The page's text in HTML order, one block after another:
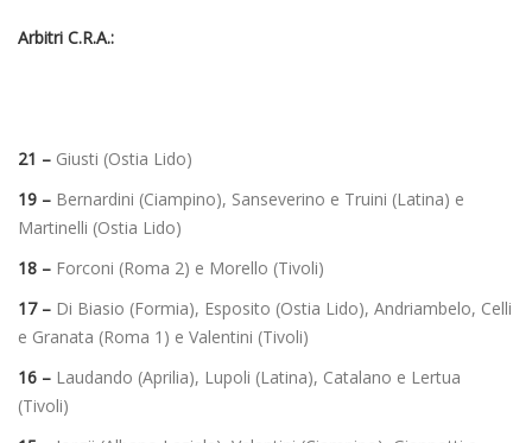
Arbitri C.R.A.:
21 – Giusti (Ostia Lido)
19 – Bernardini (Ciampino), Sanseverino e Truini (Latina) e
Martinelli (Ostia Lido)
18 – Forconi (Roma 2) e Morello (Tivoli)
17 – Di Biasio (Formia), Esposito (Ostia Lido), Andriambelo, Celli
e Granata (Roma 1) e Valentini (Tivoli)
16 – Laudando (Aprilia), Lupoli (Latina), Catalano e Lertua
(Tivoli)